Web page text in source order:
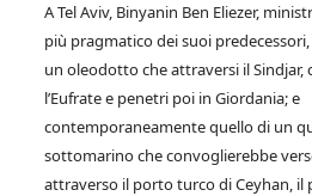
A Tel Aviv, Binyanin Ben Eliezer,
più pragmatico dei suoi
un oleodotto che attraversi il Sindjar,
l’Eufrate e penetri poi in Giordania; e
contemporaneamente quello di un
sottomarino che convoglierebbe
attraverso il porto turco di Ceyhan, il